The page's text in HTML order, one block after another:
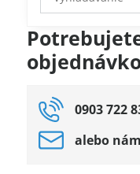
výsledky
fulltextom
0903 722
alebo